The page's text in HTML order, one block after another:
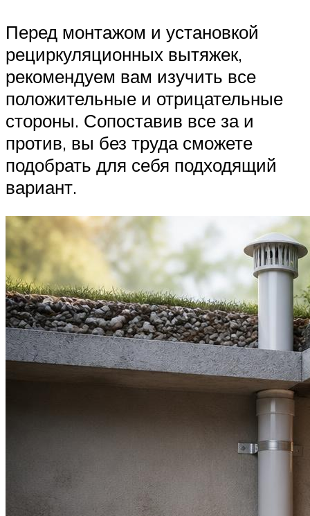
Перед монтажом и установкой
рециркуляционных вытяжек,
рекомендуем вам изучить все
положительные и отрицательные
стороны. Сопоставив все за и
против, вы без труда сможете
подобрать для себя подходящий
вариант.